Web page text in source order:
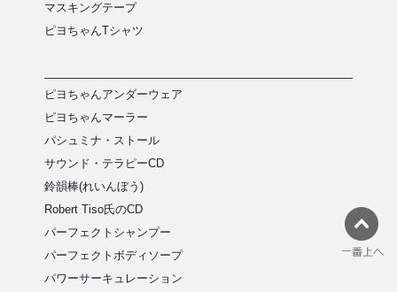
マスキングテープ
ピヨちゃんTシャツ
ピヨちゃんアンダーウェア
ピヨちゃんマーラー
パシュミナ・ストール
サウンド・テラピーCD
鈴韻棒(れいんぼう)
Robert Tiso氏のCD
パーフェクトシャンプー
パーフェクトボディソープ
パワーサーキュレーション